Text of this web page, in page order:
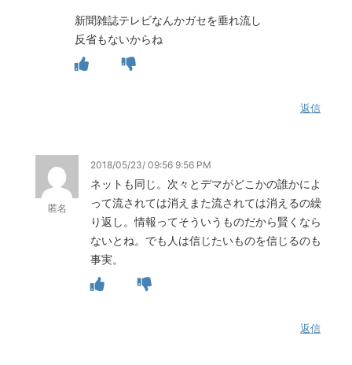
新聞雑誌テレビなんかガセを垂れ流し
反省もないからね
返信
匿名
2018/05/23/ 09:56 9:56 PM
ネットも同じ。次々とデマがどこかの誰かによ
って流されては消えまた流されては消えるの繰
り返し。情報ってそういうものだから賢くなら
ないとね。でも人は信じたいものを信じるのも
事実。
返信